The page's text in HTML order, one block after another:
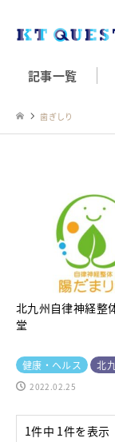
記事一覧
歯ぎしり
北九州自律神経整
堂
健康・ヘルス 北
2022.02.25
1件中 1件を表示